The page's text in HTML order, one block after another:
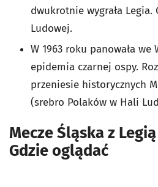
dwukrotnie wygrała
Ludowej.
W 1963 roku panowała we
epidemia czarnej ospy.
przeniesie historycznych
(srebro Polaków w Hali
Mecze Śląska z
Gdzie oglądać